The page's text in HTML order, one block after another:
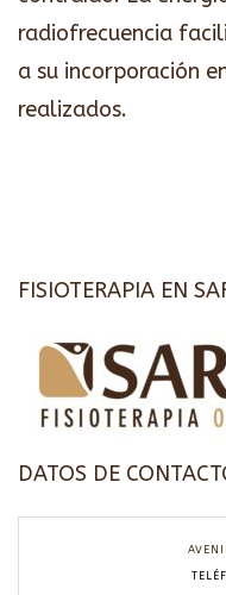
radiofrecuencia
a su incorporación
realizados.
FISIOTERAPIA EN
DATOS DE